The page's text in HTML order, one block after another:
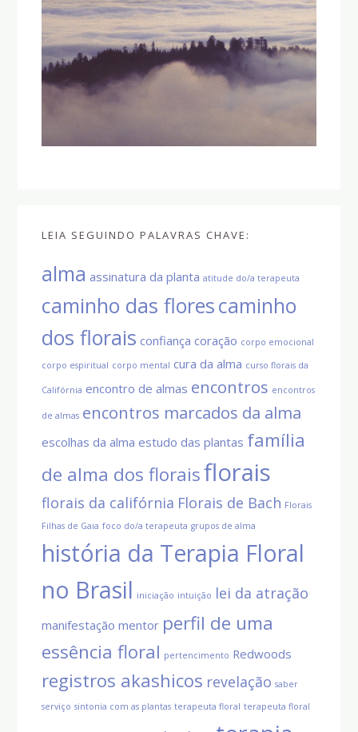
LEIA SEGUINDO PALAVRAS CHAVE:
alma assinatura da planta atitude do/a terapeuta
caminho das florescaminho
dos florais confiança coração corpo emocional
corpo espiritual corpo mental cura da alma curso florais da
Califórnia encontro de almas encontros encontros
de almas encontros marcados da alma
escolhas da alma estudo das plantas família
de alma dos floraisflorais
florais da califórnia Florais de Bach Florais
Filhas de Gaia foco do/a terapeuta grupos de alma
história da Terapia Floral
no Brasil iniciação intuição lei da atração
manifestação mentor perfil de uma
essência floral pertencimento Redwoods
registros akashicos revelação saber
serviço sintonia com as plantas terapeuta floral terapeuta floral